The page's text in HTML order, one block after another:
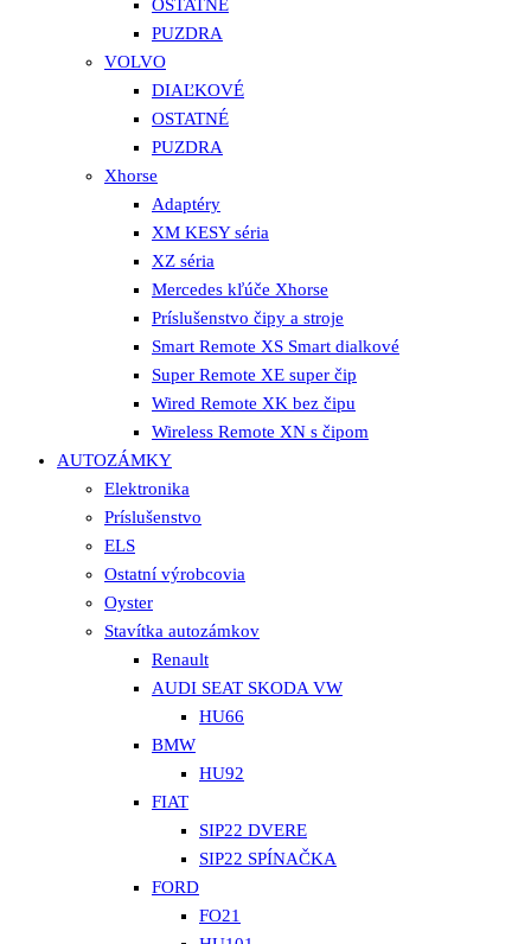
OSTATNÉ
PUZDRA
VOLVO
DIAĽKOVÉ
OSTATNÉ
PUZDRA
Xhorse
Adaptéry
XM KESY séria
XZ séria
Mercedes kľúče Xhorse
Príslušenstvo čipy a stroje
Smart Remote XS Smart dialkové
Super Remote XE super čip
Wired Remote XK bez čipu
Wireless Remote XN s čipom
AUTOZÁMKY
Elektronika
Príslušenstvo
ELS
Ostatní výrobcovia
Oyster
Stavítka autozámkov
Renault
AUDI SEAT SKODA VW
HU66
BMW
HU92
FIAT
SIP22 DVERE
SIP22 SPÍNAČKA
FORD
FO21